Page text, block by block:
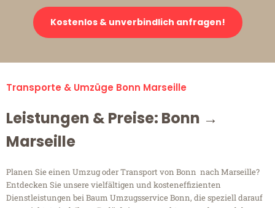
Kostenlos & unverbindlich anfragen!
Transporte & Umzüge Bonn Marseille
Leistungen & Preise: Bonn →
Marseille
Planen Sie einen Umzug oder Transport von Bonn nach Marseille?
Entdecken Sie unsere vielfältigen und kosteneffizienten
Dienstleistungen bei Baum Umzugsservice Bonn, die speziell darauf